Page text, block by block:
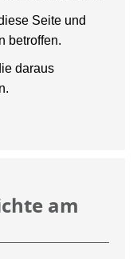
Seite und
betroffen.
daraus
am